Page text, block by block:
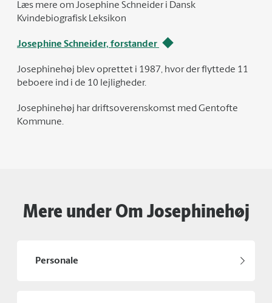
Læs mere om Josephine Schneider i Dansk
Kvindebiografisk Leksikon
Josephine Schneider, forstander
Josephinehøj blev oprettet i 1987, hvor der flyttede 11
beboere ind i de 10 lejligheder.
Josephinehøj har driftsoverenskomst med Gentofte
Kommune.
Mere under Om Josephinehøj
Personale